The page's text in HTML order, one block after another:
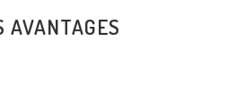
AVANTAGES